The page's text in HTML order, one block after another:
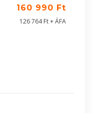
160 990 Ft
126 764 Ft + ÁFA